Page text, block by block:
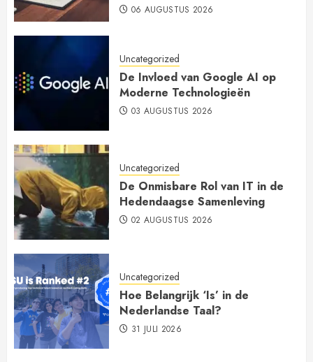
06 AUGUSTUS 2026
Uncategorized
De Invloed van Google AI op
Moderne Technologieën
03 AUGUSTUS 2026
Uncategorized
De Onmisbare Rol van IT in de
Hedendaagse Samenleving
02 AUGUSTUS 2026
Uncategorized
Hoe Belangrijk ‘Is’ in de
Nederlandse Taal?
31 JULI 2026